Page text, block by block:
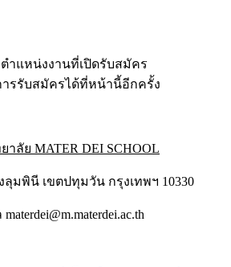
ำแหน่งงานที่เปิดรับสมัคร
รรับสมัครได้ที่หน้านี้อีกครั้ง
าลัย MATER DEI SCHOOL
มพินี เขตปทุมวัน กรุงเทพฯ 10330